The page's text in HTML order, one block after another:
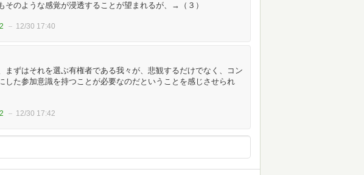
そのような感覚が浸透することが望まれるが、→（３）
12/30 17:40
まずはそれを選ぶ有権者である我々が、悲観するだけでなく、コン
した参加意識を持つことが必要なのだということを感じさせられ
12/30 17:42